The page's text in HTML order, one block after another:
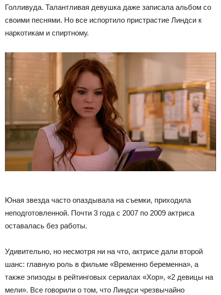
Голливуда. Талантливая девушка даже записала альбом со
своими песнями. Но все испортило пристрастие Линдси к
наркотикам и спиртному.
Юная звезда часто опаздывала на съемки, приходила
неподготовленной. Почти 3 года с 2007 по 2009 актриса
оставалась без работы.
Удивительно, но несмотря ни на что, актрисе дали второй
шанс: главную роль в фильме «Временно беременна», а
также эпизоды в рейтинговых сериалах «Хор», «2 девицы на
мели». Все говорили о том, что Линдси чрезвычайно